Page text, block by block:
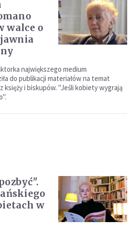
walce o
największego medium
do publikacji materiałów na temat
księży i biskupów. "Jeśli kobiety wygrają
w